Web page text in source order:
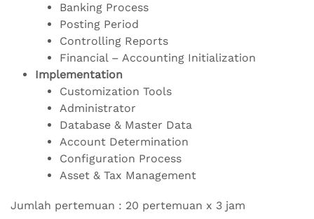
Banking Process
Posting Period
Controlling Reports
Financial – Accounting Initialization
Implementation
Customization Tools
Administrator
Database & Master Data
Account Determination
Configuration Process
Asset & Tax Management
Jumlah pertemuan : 20 pertemuan x 3 jam